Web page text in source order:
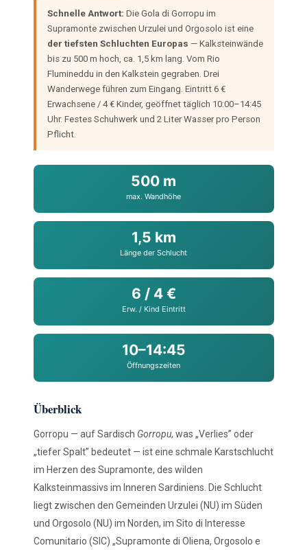
Schnelle Antwort: Die Gola di Gorropu im
Supramonte zwischen Urzulei und Orgosolo ist eine
der tiefsten Schluchten Europas — Kalksteinwände
bis zu 500 m hoch, ca. 1,5 km lang. Vom Rio
Flumineddu in den Kalkstein gegraben. Drei
Wanderwege führen zum Eingang. Eintritt 6 €
Erwachsene / 4 € Kinder, geöffnet täglich 10:00–14:45
Uhr. Festes Schuhwerk und 2 Liter Wasser pro Person
Pflicht.
500 m
max. Wandhöhe
1,5 km
Länge der Schlucht
6 / 4 €
Erw. / Kind Eintritt
10–14:45
Öffnungszeiten
Überblick
Gorropu — auf Sardisch Gorropu, was „Verlies” oder
„tiefer Spalt” bedeutet — ist eine schmale Karstschlucht
im Herzen des Supramonte, des wilden
Kalksteinmassivs im Inneren Sardiniens. Die Schlucht
liegt zwischen den Gemeinden Urzulei (NU) im Süden
und Orgosolo (NU) im Norden, im Sito di Interesse
Comunitario (SIC) „Supramonte di Oliena, Orgosolo e